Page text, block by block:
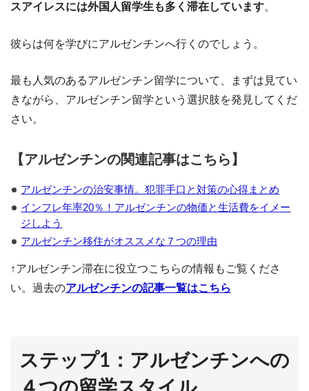
スアイレスには外国人留学生も多く滞在しています。
彼らは何を学びにアルゼンチンへ行くのでしょう。
最も人気のあるアルゼンチン留学について、まずは見てい
きながら、アルゼンチン留学という選択肢を発見してくだ
さい。
【アルゼンチンの関連記事はこちら】
アルゼンチンの治安事情。犯罪手口と対策の心得まとめ
インフレ年率20％！アルゼンチンの物価と生活費をイメー
ジしよう
アルゼンチン移住がオススメな７つの理由
↑アルゼンチン滞在に役立つこちらの情報もご覧くださ
い。過去のアルゼンチンの記事一覧はこちら
ステップ1：アルゼンチンへの